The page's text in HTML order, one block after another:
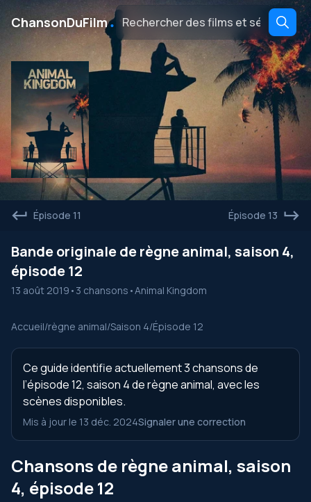
ChansonDuFilm․
Épisode 11 Épisode 13
Bande originale de règne animal, saison 4,
épisode 12
13 août 2019 • 3 chansons •Animal Kingdom
Accueil/règne animal/Saison 4/Épisode 12
Ce guide identifie actuellement 3 chansons de
l’épisode 12, saison 4 de règne animal, avec les
scènes disponibles.
Mis à jour le 13 déc. 2024Signaler une correction
Chansons de règne animal, saison
4, épisode 12